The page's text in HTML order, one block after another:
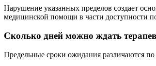
Нарушение указанных пределов создает
медицинской помощи в части доступности
Сколько дней можно ждать
Предельные сроки ожидания различаются